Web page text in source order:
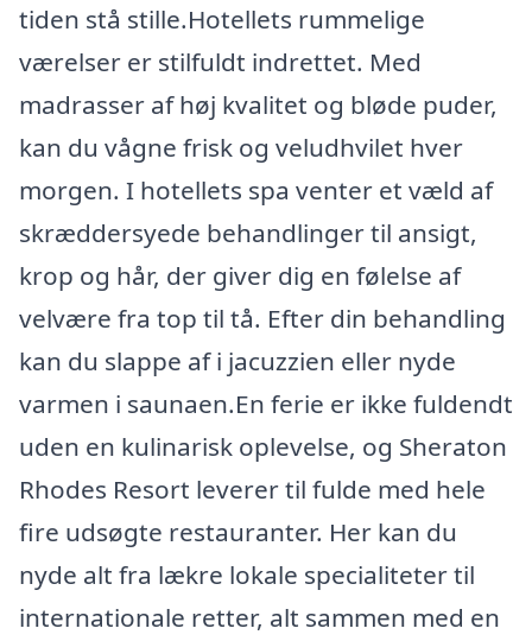
tiden stå stille.Hotellets rummelige
værelser er stilfuldt indrettet. Med
madrasser af høj kvalitet og bløde puder,
kan du vågne frisk og veludhvilet hver
morgen. I hotellets spa venter et væld af
skræddersyede behandlinger til ansigt,
krop og hår, der giver dig en følelse af
velvære fra top til tå. Efter din behandling
kan du slappe af i jacuzzien eller nyde
varmen i saunaen.En ferie er ikke fuldendt
uden en kulinarisk oplevelse, og Sheraton
Rhodes Resort leverer til fulde med hele
fire udsøgte restauranter. Her kan du
nyde alt fra lækre lokale specialiteter til
internationale retter, alt sammen med en